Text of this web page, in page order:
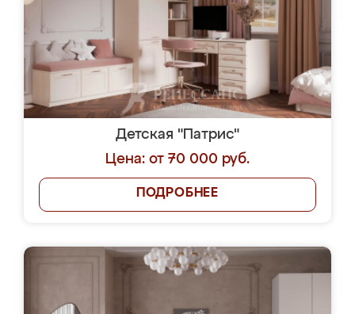
Детская "Патрис"
Цена: от 70 000 руб.
ПОДРОБНЕЕ